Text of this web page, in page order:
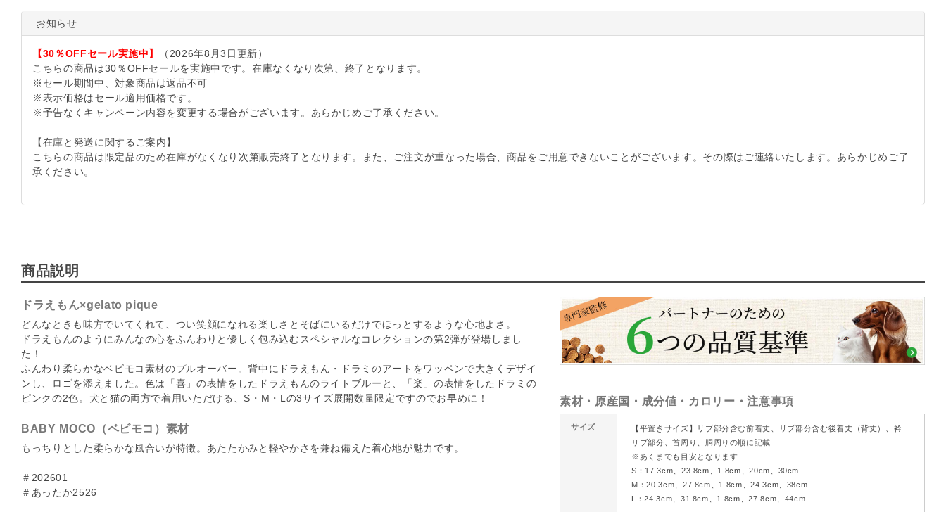
お知らせ
【30％OFFセール実施中】
（2026年8月3日更新）
こちらの商品は30％OFFセールを実施中です。在庫なくなり次第、終了となります。
※セール期間中、対象商品は返品不可
※表示価格はセール適用価格です。
※予告なくキャンペーン内容を変更する場合がございます。あらかじめご了承ください。
【在庫と発送に関するご案内】
こちらの商品は限定品のため在庫がなくなり次第販売終了となります。また、ご注文が重なった場合、商品をご用意できないことがございます。その際はご連絡いたします。あらかじめご了
承ください。
商品説明
ドラえもん×gelato pique
どんなときも味方でいてくれて、つい笑顔になれる楽しさとそばにいるだけでほっとするような心地よさ。
ドラえもんのようにみんなの心をふんわりと優しく包み込むスペシャルなコレクションの第2弾が登場しまし
た！
ふんわり柔らかなベビモコ素材のプルオーバー。背中にドラえもん・ドラミのアートをワッペンで大きくデザイ
ンし、ロゴを添えました。色は「喜」の表情をしたドラえもんのライトブルーと、「楽」の表情をしたドラミの
ピンクの2色。犬と猫の両方で着用いただける、S・M・Lの3サイズ展開数量限定ですのでお早めに！
BABY MOCO（ベビモコ）素材
もっちりとした柔らかな風合いが特徴。あたたかみと軽やかさを兼ね備えた着心地が魅力です。
＃202601
＃あったか2526
素材・原産国・成分値・カロリー・注意事項
サイズ
【平置きサイズ】リブ部分含む前着丈、リブ部分含む後着丈（背丈）、衿
リブ部分、首周り、胴周りの順に記載
※あくまでも目安となります
S：17.3cm、23.8cm、1.8cm、20cm、30cm
M：20.3cm、27.8cm、1.8cm、24.3cm、38cm
L：24.3cm、31.8cm、1.8cm、27.8cm、44cm